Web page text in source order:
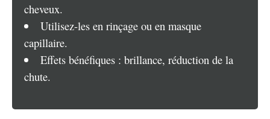
cheveux.
Utilisez-les en rinçage ou en masque
capillaire.
Effets bénéfiques : brillance, réduction de la
chute.